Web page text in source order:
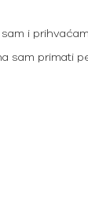
i prihvaćam
sam primati